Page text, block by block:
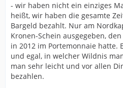
- wir haben nicht ein einziges
heißt, wir haben die gesamte
Bargeld bezahlt. Nur am
Kronen-Schein ausgegeben,
in 2012 im Portemonnaie hatte.
und egal, in welcher Wildnis
man sehr leicht und vor allen
bezahlen.